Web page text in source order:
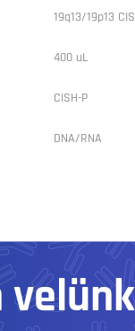
19q13/19p13
400 uL
CISH-P
DNA/RNA